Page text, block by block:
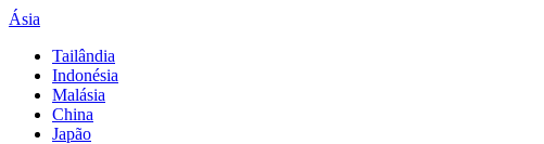
Ásia
Tailândia
Indonésia
Malásia
China
Japão